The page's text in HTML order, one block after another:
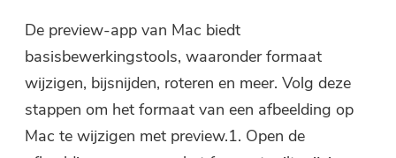
De preview-app van Mac biedt
basisbewerkingstools, waaronder formaat
wijzigen, bijsnijden, roteren en meer. Volg deze
stappen om het formaat van een afbeelding op
Mac te wijzigen met preview.1. Open de